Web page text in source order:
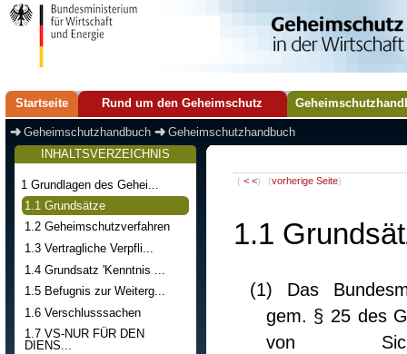
Startseite Rund um den Geheimschutz
Geheimschutzhandbuch Geheimschutzhandbuch
INHALTSVERZEICHNIS
1 Grundlagen des Gehei...
1.1 Grundsätze
1.2 Geheimschutzverfahren
1.3 Vertragliche Verpfli...
1.4 Grundsatz 'Kenntnis ...
1.5 Befugnis zur Weiterg...
1.6 Verschlusssachen
1.7 VS-NUR FÜR DEN
DIENS...
( < <) (vorherige Seite)
1.1
(1) Das
gem. § 25 des
von